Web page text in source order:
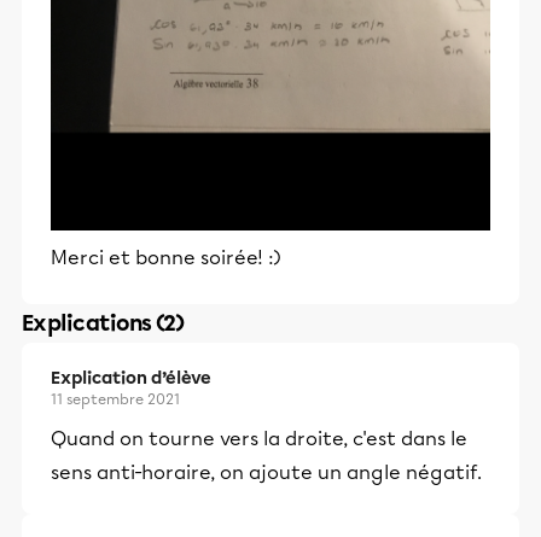
Merci et bonne soirée! :)
Explications (2)
Explication d’élève
11 septembre 2021
Quand on tourne vers la droite, c'est dans le
sens anti-horaire, on ajoute un angle négatif.